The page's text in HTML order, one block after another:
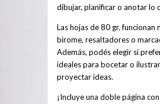
dibujar, planificar o anotar lo
Las hojas de 80 gr.
birome, resaltadores o
Además, podés elegir si
ideales para bocetar o
proyectar ideas.
¡Incluye una doble página